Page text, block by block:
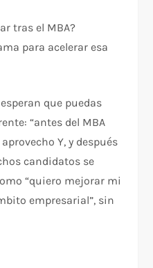
tras el MBA?
para acelerar esa
que puedas
“antes del MBA
Y, y después
candidatos se
“quiero mejorar mi
empresarial”, sin